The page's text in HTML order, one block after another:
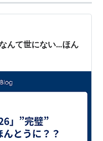
…
んて世にない…ほん